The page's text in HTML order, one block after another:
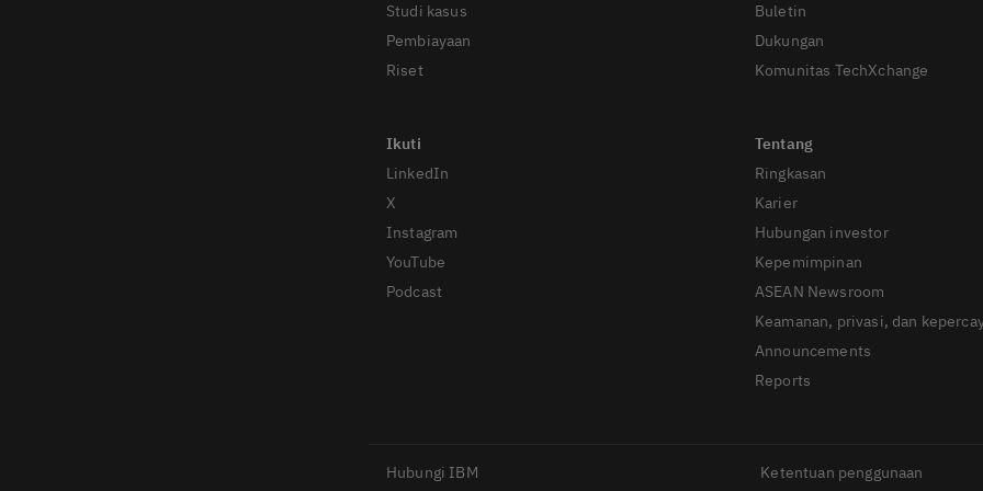
Studi kasus
Pembiayaan
Riset
LinkedIn
X
Instagram
YouTube
Podcast
Buletin
Dukungan
Komunitas TechXchange
Ringkasan
Karier
Hubungan investor
Kepemimpinan
ASEAN Newsroom
Keamanan, privasi, dan
Announcements
Reports
Hubungi IBM Ketentuan penggunaan